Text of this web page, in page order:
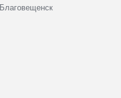
Благовещенск